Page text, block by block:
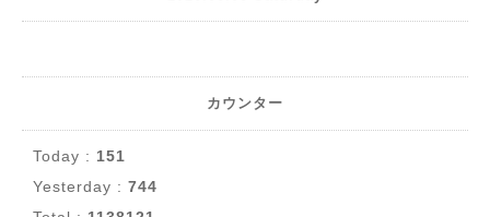
カウンター
Today : 151
Yesterday : 744